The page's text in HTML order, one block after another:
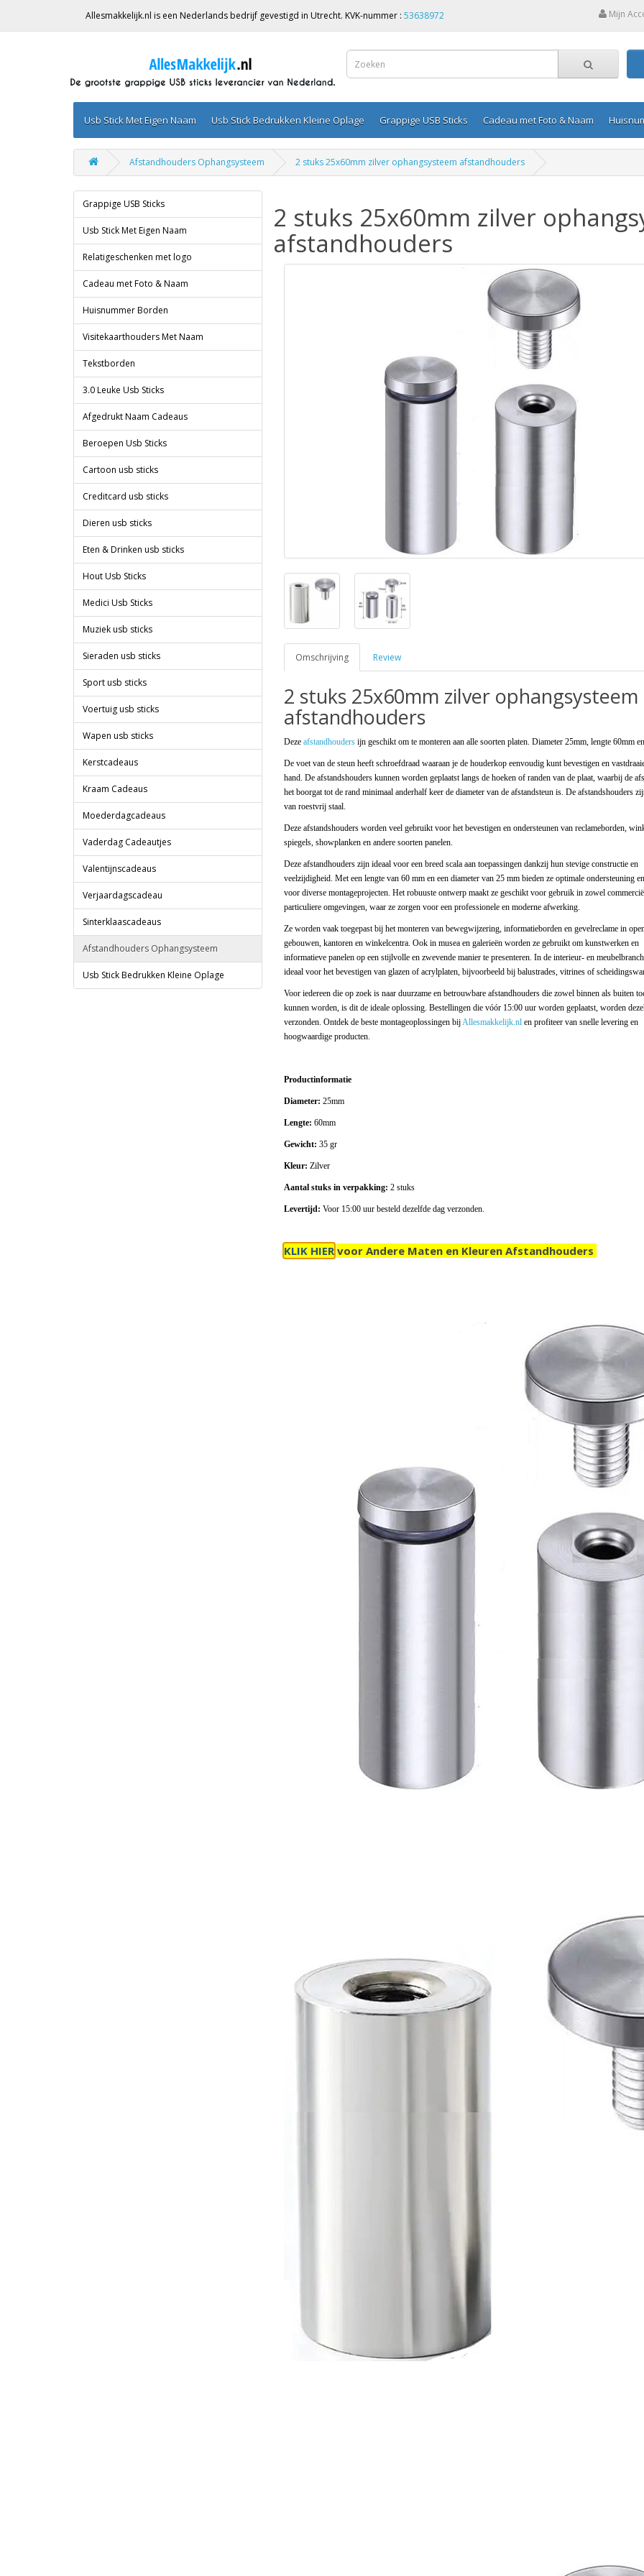
Allesmakkelijk.nl is een Nederlands bedrijf gevestigd in Utrecht. KVK-nummer : 53638972 Mijn
Usb Stick Met Eigen Naam Usb Stick Bedrukken Kleine Oplage Grappige USB Sticks Cadeau met Foto & Naam
Afstandhouders Ophangsysteem 2 stuks 25x60mm zilver ophangsysteem afstandhouders
Grappige USB Sticks
Usb Stick Met Eigen Naam
Relatigeschenken met logo
Cadeau met Foto & Naam
Huisnummer Borden
Visitekaarthouders Met Naam
Tekstborden
3.0 Leuke Usb Sticks
Afgedrukt Naam Cadeaus
Beroepen Usb Sticks
Cartoon usb sticks
Creditcard usb sticks
Dieren usb sticks
Eten & Drinken usb sticks
Hout Usb Sticks
Medici Usb Sticks
Muziek usb sticks
Sieraden usb sticks
Sport usb sticks
Voertuig usb sticks
Wapen usb sticks
Kerstcadeaus
Kraam Cadeaus
Moederdagcadeaus
Vaderdag Cadeautjes
Valentijnscadeaus
Verjaardagscadeau
Sinterklaascadeaus
Afstandhouders Ophangsysteem
Usb Stick Bedrukken Kleine Oplage
2 stuks 25x60mm zilver
afstandhouders
Omschrijving Review
2 stuks 25x60mm zilver ophangsysteem
afstandhouders
Deze afstandhouders ijn geschikt om te monteren aan alle soorten platen. Diameter 25mm, lengte 60mm
De voet van de steun heeft schroefdraad waaraan je de houderkop eenvoudig kunt bevestigen en
hand. De afstandshouders kunnen worden geplaatst langs de hoeken of randen van de plaat, waarbij de
het boorgat tot de rand minimaal anderhalf keer de diameter van de afstandsteun is. De afstandshouders
van roestvrij staal.
Deze afstandshouders worden veel gebruikt voor het bevestigen en ondersteunen van reclameborden,
spiegels, showplanken en andere soorten panelen.
Deze afstandhouders zijn ideaal voor een breed scala aan toepassingen dankzij hun stevige constructie en
veelzijdigheid. Met een lengte van 60 mm en een diameter van 25 mm bieden ze optimale ondersteuning
voor diverse montageprojecten. Het robuuste ontwerp maakt ze geschikt voor gebruik in zowel
particuliere omgevingen, waar ze zorgen voor een professionele en moderne afwerking.
Ze worden vaak toegepast bij het monteren van bewegwijzering, informatieborden en gevelreclame in
gebouwen, kantoren en winkelcentra. Ook in musea en galerieën worden ze gebruikt om kunstwerken en
informatieve panelen op een stijlvolle en zwevende manier te presenteren. In de interieur- en
ideaal voor het bevestigen van glazen of acrylplaten, bijvoorbeeld bij balustrades, vitrines of
Voor iedereen die op zoek is naar duurzame en betrouwbare afstandhouders die zowel binnen als buiten
kunnen worden, is dit de ideale oplossing. Bestellingen die vóór 15:00 uur worden geplaatst, worden
verzonden. Ontdek de beste montageoplossingen bijAllesmakkelijk.nlen profiteer van snelle levering en
hoogwaardige producten.
Productinformatie
Diameter: 25mm
Lengte: 60mm
Gewicht: 35 gr
Kleur: Zilver
Aantal stuks in verpakking: 2 stuks
Levertijd: Voor 15:00 uur besteld dezelfde dag verzonden.
KLIK HIERvoor Andere Maten en Kleuren Afstandhouders